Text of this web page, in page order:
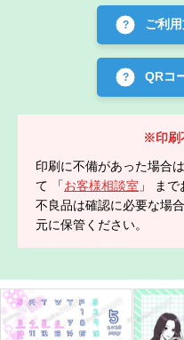
ご利
QRコ
※印刷
印刷に不備があった場合
て 「お客様相談室 」 ま
不良品は確認に必要な場
元に保管ください。